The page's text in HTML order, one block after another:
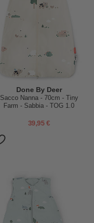
Done By Deer
Sacco Nanna - 70cm - Tiny
Farm - Sabbia - TOG 1.0
39,95 €